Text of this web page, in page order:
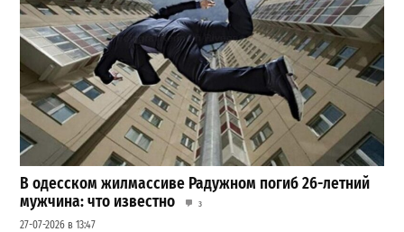
В одесском жилмассиве Радужном погиб 26-летний
мужчина: что известно
3
27-07-2026 в 13:47